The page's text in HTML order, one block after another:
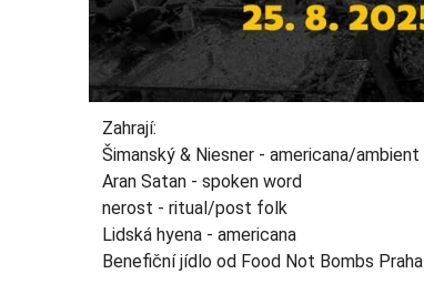
Zahrají:
Šimanský & Niesner - americana/ambient
Aran Satan - spoken word
nerost - ritual/post folk
Lidská hyena - americana
Benefiční jídlo od Food Not Bombs Praha